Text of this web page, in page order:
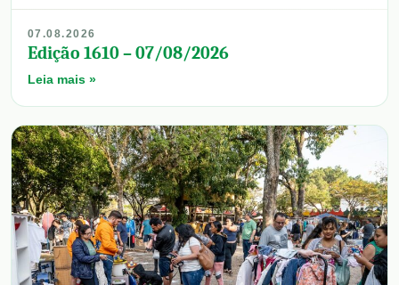
07.08.2026
Edição 1610 – 07/08/2026
Leia mais »